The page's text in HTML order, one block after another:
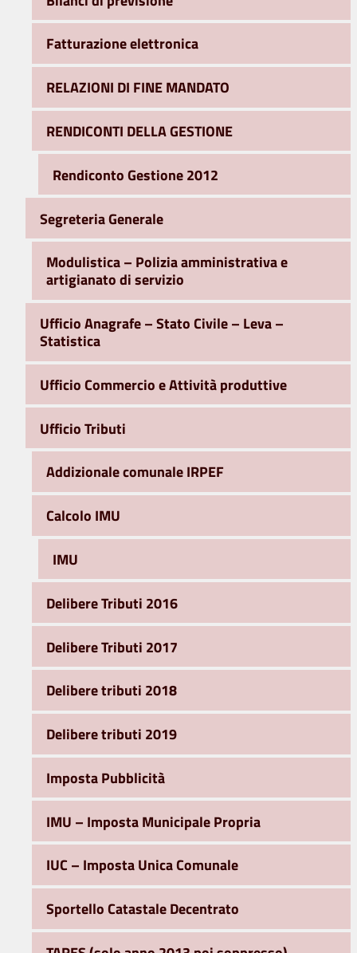
Fatturazione elettronica
RELAZIONI DI FINE MANDATO
RENDICONTI DELLA GESTIONE
Rendiconto Gestione 2012
Segreteria Generale
Modulistica – Polizia amministrativa e
artigianato di servizio
Ufficio Anagrafe – Stato Civile – Leva –
Statistica
Ufficio Commercio e Attività produttive
Ufficio Tributi
Addizionale comunale IRPEF
Calcolo IMU
IMU
Delibere Tributi 2016
Delibere Tributi 2017
Delibere tributi 2018
Delibere tributi 2019
Imposta Pubblicità
IMU – Imposta Municipale Propria
IUC – Imposta Unica Comunale
Sportello Catastale Decentrato